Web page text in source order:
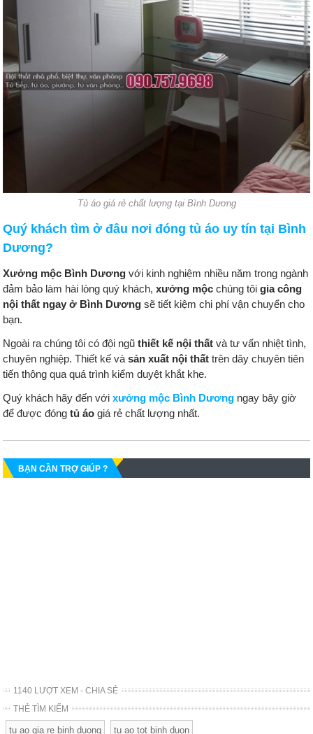
Tủ áo giá rẻ chất lượng tại Bình Dương
Quý khách tìm ở đâu nơi đóng tủ áo uy tín tại Bình
Dương?
Xưởng mộc Bình Dươngvới kinh nghiệm nhiều năm trong ngành
đảm bảo làm hài lòng quý khách,xưởng mộc chúng tôigia công
nội thất ngay ở Bình Dương sẽ tiết kiệm chi phí vận chuyển cho
bạn.
Ngoài ra chúng tôi có đội ngũthiết kế nội thất và tư vấn nhiệt tình,
chuyên nghiệp. Thiết kế vàsản xuất nội thất trên dây chuyên tiên
tiến thông qua quá trình kiểm duyệt khắt khe.
Quý khách hãy đến với xưởng mộc Bình Dương ngay bây giờ
để được đóngtủ áogiá rẻ chất lượng nhất.
BẠN CẦN TRỢ GIÚP ?
1140 LƯỢT XEM - CHIA SẺ
THẺ TÌM KIẾM
tu ao gia re binh duong tu ao tot binh duon